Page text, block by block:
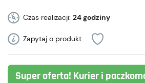
Czas realizacji: 24 godziny
Zapytaj o produkt
Super oferta! Kurier i